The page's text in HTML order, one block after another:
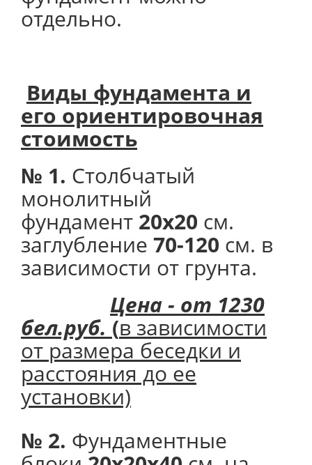
отдельно.
Виды фундамента и
его ориентировочная
стоимость
№ 1. Столбчатый
монолитный
фундамент 20х20 см.
заглубление 70-120 см. в
зависимости от грунта.
Цена - от 1230
бел.руб. (в зависимости
от размера беседки и
расстояния до ее
установки)
№ 2. Фундаментные